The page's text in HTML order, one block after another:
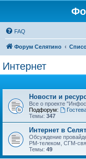
FAQ
Форум Селятино
Интернет
Новости и
Все о проекте
Подфорум:
Темы: 347
Интернет в
Обсуждение
РМ-телеком, СГМ-
Темы: 49